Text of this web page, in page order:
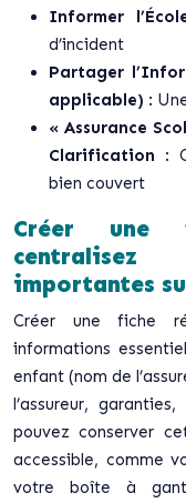
Informer
d’incident
Partager
applicable) :
« Assurance
Clarification :
bien couvert
Créer une
importantes
Créer une fiche
informations
enfant (nom de
l’assureur,
pouvez conserver
accessible, comme
votre boîte à